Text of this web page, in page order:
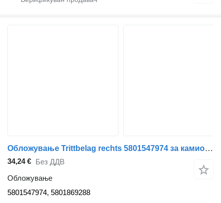
Обложување Trittbelag rechts 5801547974 за камион IVECO Daily
34,24 € Без ДДВ
Обложување
5801547974, 5801869288